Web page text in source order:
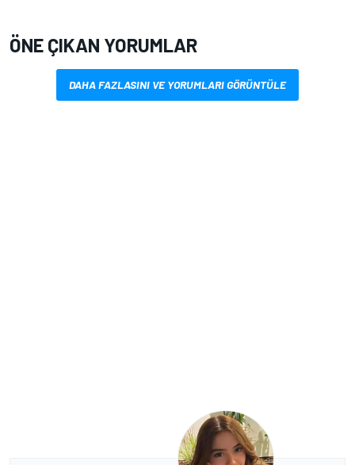
ÖNE ÇIKAN YORUMLAR
DAHA FAZLASINI VE YORUMLARI GÖRÜNTÜLE